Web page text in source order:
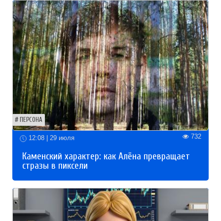
ПЕРСОНА
12:08 | 29 июля 732
Каменский характер: как Алёна превращает
стразы в пиксели